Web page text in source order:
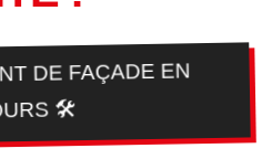
DE FAÇADE EN
🛠️